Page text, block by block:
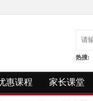
热搜:
惠课程 家长课堂